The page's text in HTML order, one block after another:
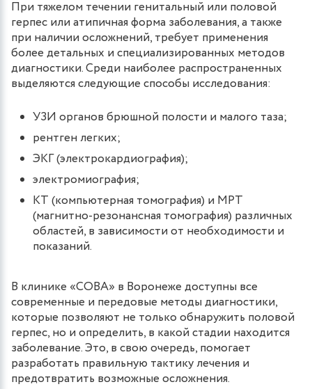
При тяжелом течении генитальный или половой
герпес или атипичная форма заболевания, а также
при наличии осложнений, требует применения
более детальных и специализированных методов
диагностики. Среди наиболее распространенных
выделяются следующие способы исследования:
УЗИ органов брюшной полости и малого таза;
рентген легких;
ЭКГ (электрокардиография);
электромиография;
КТ (компьютерная томография) и МРТ
(магнитно-резонансная томография) различных
областей, в зависимости от необходимости и
показаний.
В клинике «СОВА» в Воронеже доступны все
современные и передовые методы диагностики,
которые позволяют не только обнаружить половой
герпес, но и определить, в какой стадии находится
заболевание. Это, в свою очередь, помогает
разработать правильную тактику лечения и
предотвратить возможные осложнения.